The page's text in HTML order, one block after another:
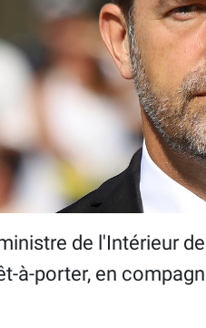
de l'Intérieur
à-porter, en